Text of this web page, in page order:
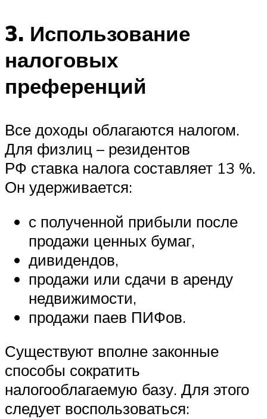
3. Использование
налоговых
преференций
Все доходы облагаются налогом.
Для физлиц – резидентов
РФ ставка налога составляет 13 %.
Он удерживается:
с полученной прибыли после
продажи ценных бумаг,
дивидендов,
продажи или сдачи в аренду
недвижимости,
продажи паев ПИФов.
Существуют вполне законные
способы сократить
налогооблагаемую базу. Для этого
следует воспользоваться: